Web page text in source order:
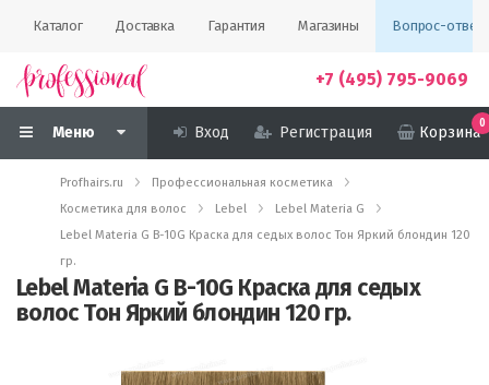
Каталог Доставка Гарантия Магазины Вопрос-ответ
+7 (495) 795-9069
Меню Вход Регистрация Корзина
0
Profhairs.ru
Профессиональная косметика
Косметика для волос
Lebel
Lebel Materia G
Lebel Materia G B-10G Краска для седых волос Тон Яркий блондин 120
гр.
Lebel Materia G B-10G Краска для седых
волос Тон Яркий блондин 120 гр.